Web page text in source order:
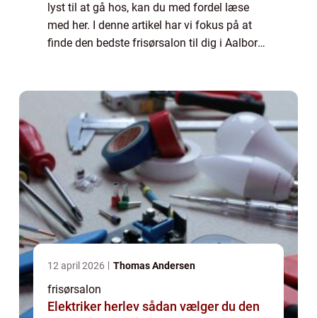
lyst til at gå hos, kan du med fordel læse
med her. I denne artikel har vi fokus på at
finde den bedste frisørsalon til dig i Aalborg.
12 april 2026 Thomas Andersen
frisørsalon
Elektriker herlev sådan vælger du den